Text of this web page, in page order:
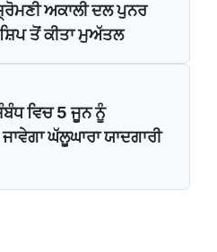
ਅਕਾਲੀ ਦਲ ਪੁਨਰ
ਤੋਂ ਕੀਤਾ ਮੁਅੱਤਲ
ਵਿਚ 5 ਜੂਨ ਨੂੰ
ਘੱਲੂਘਾਰਾ ਯਾਦਗਾਰੀ